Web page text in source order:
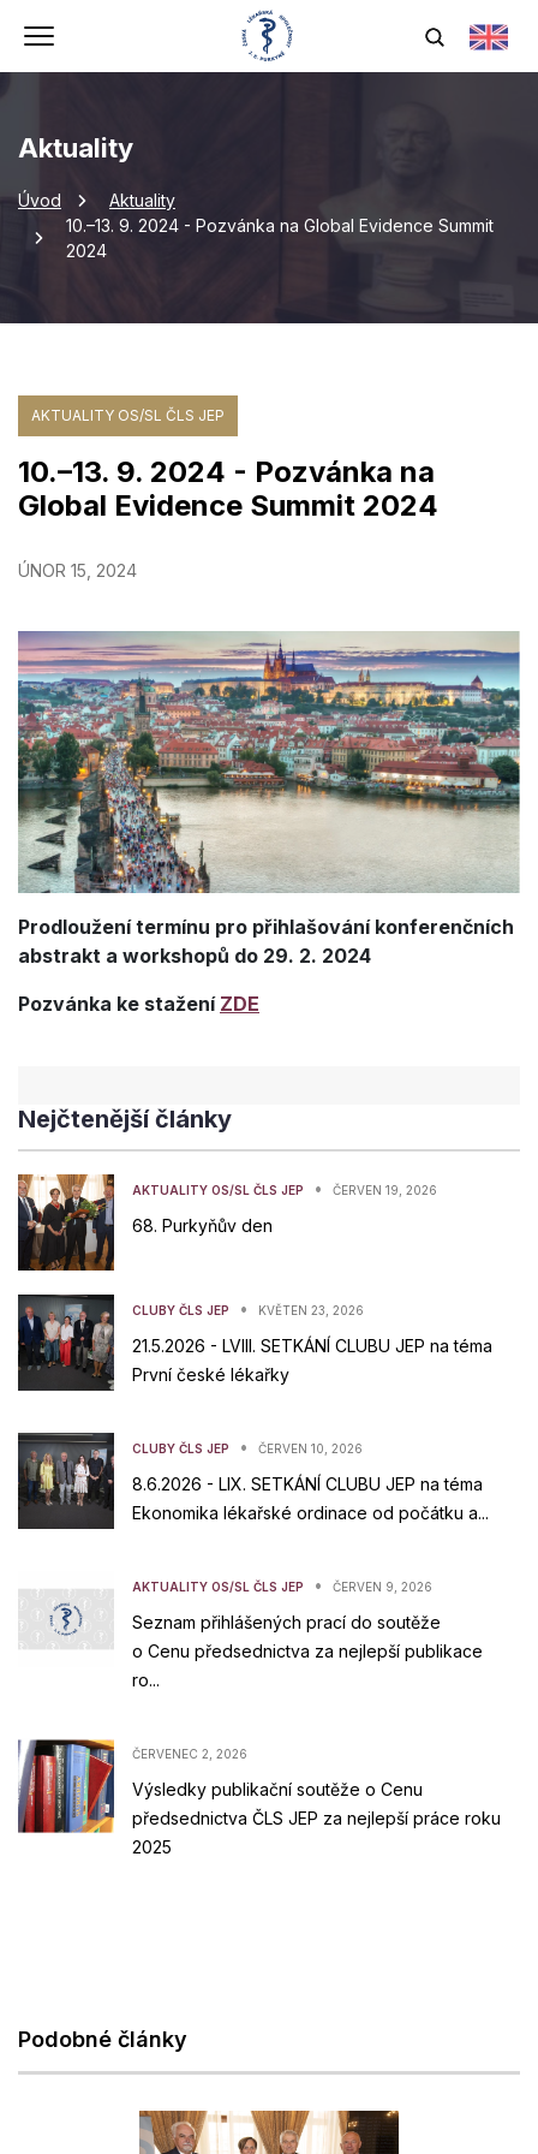
Aktuality
Úvod
Aktuality
10.–13. 9. 2024 - Pozvánka na Global Evidence Summit
2024
AKTUALITY OS/SL ČLS JEP
10.–13. 9. 2024 - Pozvánka na
Global Evidence Summit 2024
ÚNOR 15, 2024
Prodloužení termínu pro přihlašování konferenčních
abstrakt a workshopů do 29. 2. 2024
Pozvánka ke stažení ZDE
Nejčtenější články
AKTUALITY OS/SL ČLS JEP • ČERVEN 19, 2026
68. Purkyňův den
CLUBY ČLS JEP • KVĚTEN 23, 2026
21.5.2026 - LVIII. SETKÁNÍ CLUBU JEP na téma
První české lékařky
CLUBY ČLS JEP • ČERVEN 10, 2026
8.6.2026 - LIX. SETKÁNÍ CLUBU JEP na téma
Ekonomika lékařské ordinace od počátku a...
AKTUALITY OS/SL ČLS JEP • ČERVEN 9, 2026
Seznam přihlášených prací do soutěže
o Cenu předsednictva za nejlepší publikace
ro...
ČERVENEC 2, 2026
Výsledky publikační soutěže o Cenu
předsednictva ČLS JEP za nejlepší práce roku
2025
Podobné články